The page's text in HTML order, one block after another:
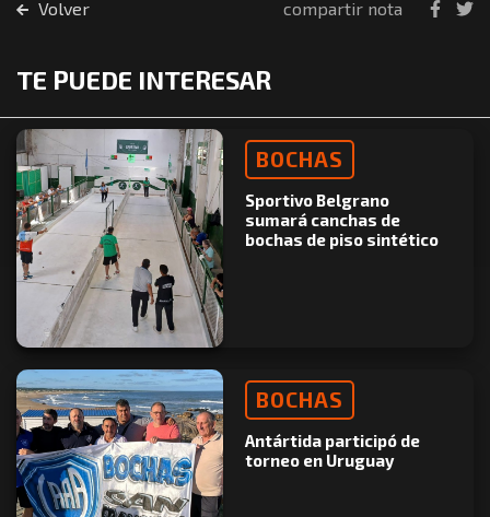
Volver compartir nota
TE PUEDE INTERESAR
BOCHAS
Sportivo Belgrano
sumará canchas de
bochas de piso sintético
BOCHAS
Antártida participó de
torneo en Uruguay